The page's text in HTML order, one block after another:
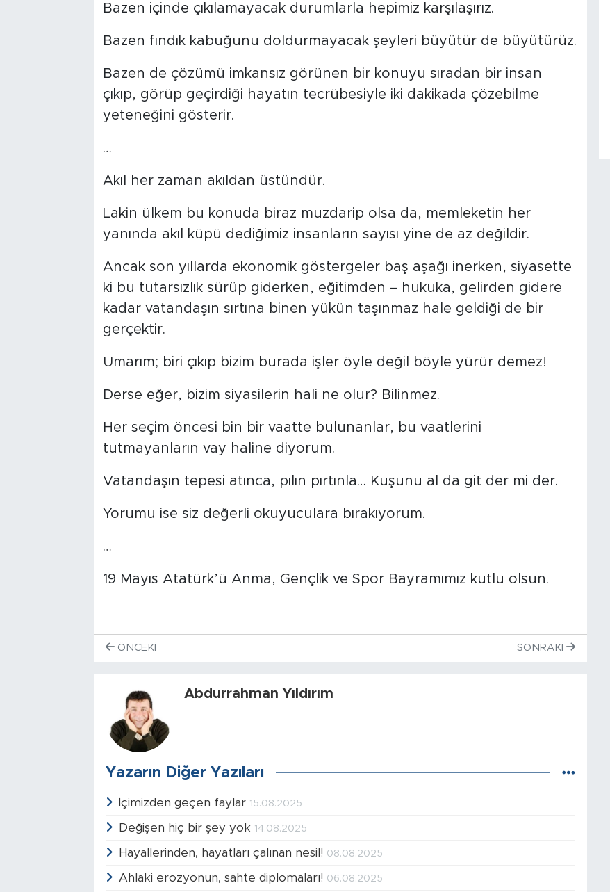
Bazen içinde çıkılamayacak durumlarla hepimiz karşılaşırız.
Bazen fındık kabuğunu doldurmayacak şeyleri büyütür de büyütürüz.
Bazen de çözümü imkansız görünen bir konuyu sıradan bir insan
çıkıp, görüp geçirdiği hayatın tecrübesiyle iki dakikada çözebilme
yeteneğini gösterir.
…
Akıl her zaman akıldan üstündür.
Lakin ülkem bu konuda biraz muzdarip olsa da, memleketin her
yanında akıl küpü dediğimiz insanların sayısı yine de az değildir.
Ancak son yıllarda ekonomik göstergeler baş aşağı inerken, siyasette
ki bu tutarsızlık sürüp giderken, eğitimden – hukuka, gelirden gidere
kadar vatandaşın sırtına binen yükün taşınmaz hale geldiği de bir
gerçektir.
Umarım; biri çıkıp bizim burada işler öyle değil böyle yürür demez!
Derse eğer, bizim siyasilerin hali ne olur? Bilinmez.
Her seçim öncesi bin bir vaatte bulunanlar, bu vaatlerini
tutmayanların vay haline diyorum.
Vatandaşın tepesi atınca, pılın pırtınla… Kuşunu al da git der mi der.
Yorumu ise siz değerli okuyuculara bırakıyorum.
…
19 Mayıs Atatürk’ü Anma, Gençlik ve Spor Bayramımız kutlu olsun.
ÖNCEKI SONRAKI
Abdurrahman Yıldırım
Yazarın Diğer Yazıları
İçimizden geçen faylar 15.08.2025
Değişen hiç bir şey yok 14.08.2025
Hayallerinden, hayatları çalınan nesil! 08.08.2025
Ahlaki erozyonun, sahte diplomaları! 06.08.2025